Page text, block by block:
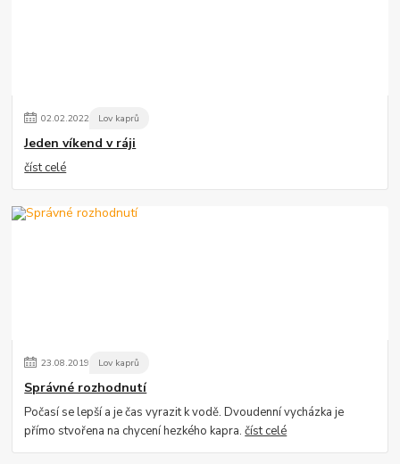
02.02.2022 Lov kaprů
Jeden víkend v ráji
číst celé
23.08.2019 Lov kaprů
Správné rozhodnutí
Počasí se lepší a je čas vyrazit k vodě. Dvoudenní vycházka je
přímo stvořena na chycení hezkého kapra.číst celé